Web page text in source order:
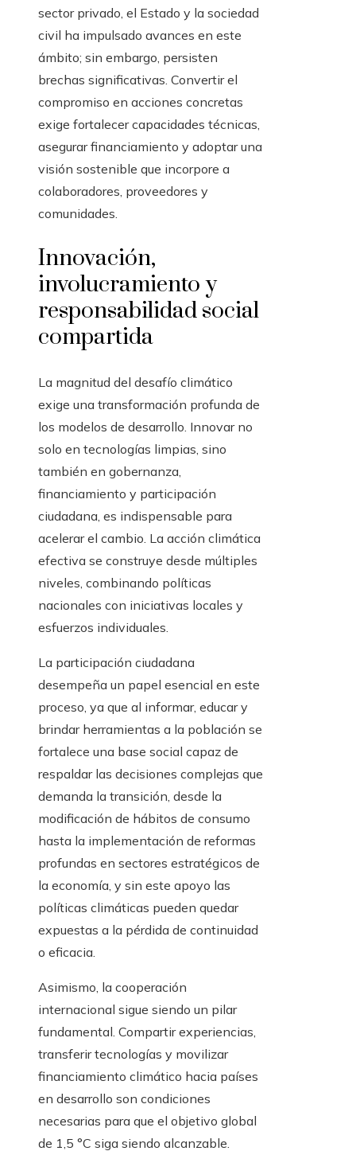
sector privado, el Estado y la sociedad
civil ha impulsado avances en este
ámbito; sin embargo, persisten
brechas significativas. Convertir el
compromiso en acciones concretas
exige fortalecer capacidades técnicas,
asegurar financiamiento y adoptar una
visión sostenible que incorpore a
colaboradores, proveedores y
comunidades.
Innovación,
involucramiento y
responsabilidad social
compartida
La magnitud del desafío climático
exige una transformación profunda de
los modelos de desarrollo. Innovar no
solo en tecnologías limpias, sino
también en gobernanza,
financiamiento y participación
ciudadana, es indispensable para
acelerar el cambio. La acción climática
efectiva se construye desde múltiples
niveles, combinando políticas
nacionales con iniciativas locales y
esfuerzos individuales.
La participación ciudadana
desempeña un papel esencial en este
proceso, ya que al informar, educar y
brindar herramientas a la población se
fortalece una base social capaz de
respaldar las decisiones complejas que
demanda la transición, desde la
modificación de hábitos de consumo
hasta la implementación de reformas
profundas en sectores estratégicos de
la economía, y sin este apoyo las
políticas climáticas pueden quedar
expuestas a la pérdida de continuidad
o eficacia.
Asimismo, la cooperación
internacional sigue siendo un pilar
fundamental. Compartir experiencias,
transferir tecnologías y movilizar
financiamiento climático hacia países
en desarrollo son condiciones
necesarias para que el objetivo global
de 1,5 °C siga siendo alcanzable.